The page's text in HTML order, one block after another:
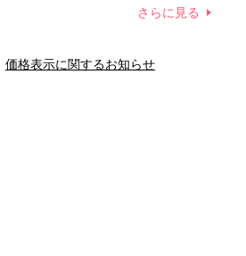
係
新津春子 どか食い
さらに見る
価格表示に関するお知らせ